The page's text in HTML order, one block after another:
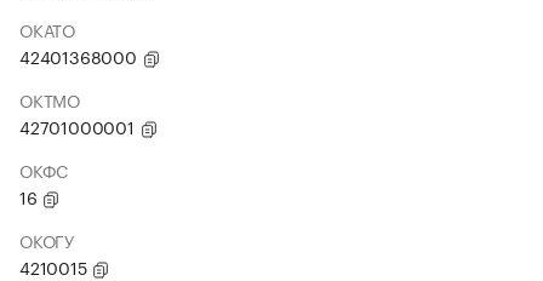
ОКАТО
42401368000
ОКТМО
42701000001
ОКФС
16
ОКОГУ
4210015